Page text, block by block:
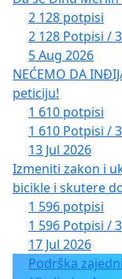
2 128 potpisi
2 128 Potpisi /
5 Aug 2026
NEĆEMO DA
peticiju!
1 610 potpisi
1 610 Potpisi /
13 Jul 2026
Izmeniti zakon i
bicikle i skutere
1 596 potpisi
1 596 Potpisi /
17 Jul 2026
Podrška